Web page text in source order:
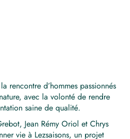
rencontre d’hommes passionnés
avec la volonté de rendre
saine de qualité.
Jean Rémy Oriol et Chrys
vie à Lezsaisons, un projet